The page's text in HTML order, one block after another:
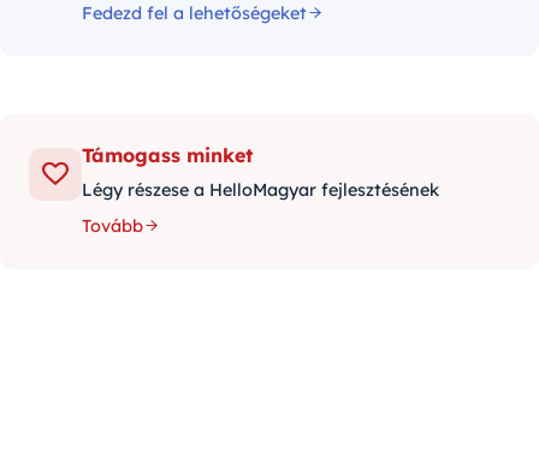
Fedezd fel a lehetőségeket
Támogass minket
Légy részese a HelloMagyar fejlesztésének
Tovább